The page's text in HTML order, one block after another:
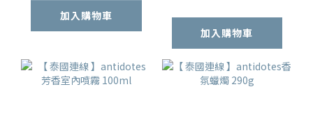
加入購物車
加入購物車